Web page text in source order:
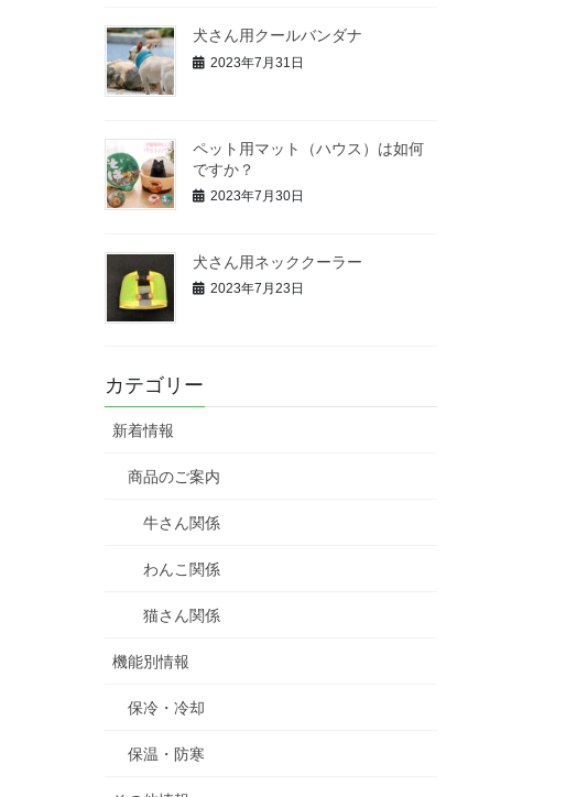
犬さん用クールバンダナ
2023年7月31日
ペット用マット（ハウス）は如何
ですか？
2023年7月30日
犬さん用ネッククーラー
2023年7月23日
カテゴリー
新着情報
商品のご案内
牛さん関係
わんこ関係
猫さん関係
機能別情報
保冷・冷却
保温・防寒